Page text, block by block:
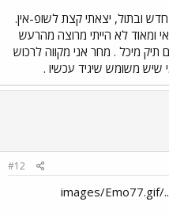
ובתול, יצאתי קצת לשופ-אין.
ומאוד לא הייתי מרוצה מהרעש
מיכל . מחר אני מקווה לרכוש
משומש שיגיד עכשיו .
#12